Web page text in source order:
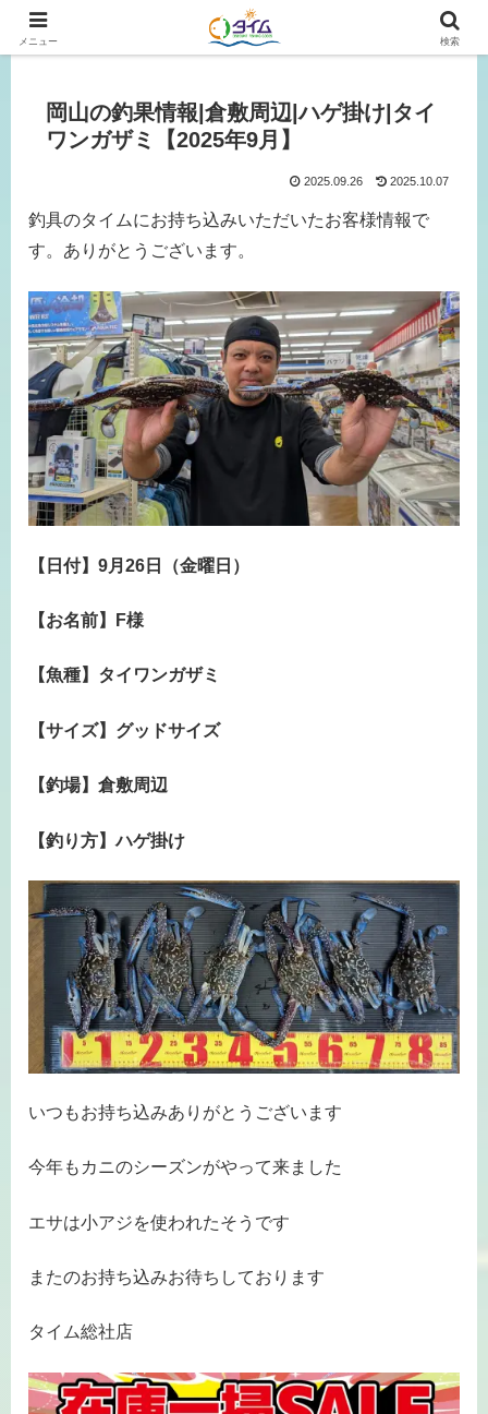
広島、岡山の釣り情報はタイムにおまかせ！
岡山の釣果情報|倉敷周辺|ハゲ掛け|タイ
ワンガザミ【2025年9月】
2025.09.26 2025.10.07
釣具のタイムにお持ち込みいただいたお客様情報で
す。ありがとうございます。
【日付】9月26日（金曜日）
【お名前】F様
【魚種】タイワンガザミ
【サイズ】グッドサイズ
【釣場】倉敷周辺
【釣り方】ハゲ掛け
いつもお持ち込みありがとうございます
今年もカニのシーズンがやって来ました
エサは小アジを使われたそうです
またのお持ち込みお待ちしております
タイム総社店
メニュー 検索